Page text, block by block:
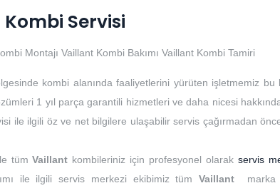
Servisi
Montajı Vaillant Kombi Bakımı Vaillant Kombi Tamiri
kombi alanında faaliyetlerini yürüten işletmemiz
1 yıl parça garantili hizmetleri ve daha nicesi
ile ilgili öz ve net bilgilere ulaşabilir servis çağırmadan
tümVaillant kombileriniz için profesyonel olarak servis
ile ilgili servis merkezi ekibimiz tümVaillant marka